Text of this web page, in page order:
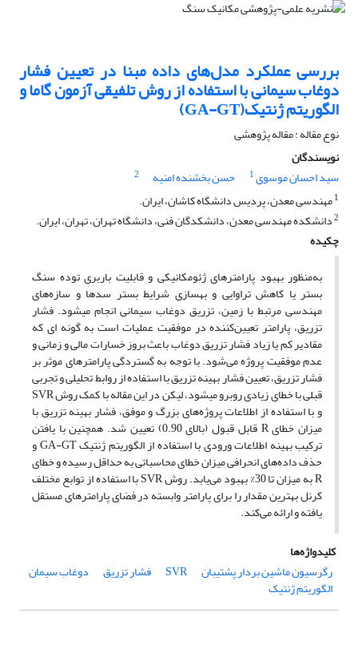
بررسی عملکرد مدل‌های داده مبنا در تعیین فشار
دوغاب سیمانی با استفاده از روش تلفیقی آزمون گاما و
الگوریتم ژنتیک(GA-GT)
نوع مقاله : مقاله پژوهشی
نویسندگان
سید احسان موسوی1 حسن بخشنده امنیه
2
1مهندسی معدن، پردیس دانشگاه کاشان، ایران.
2دانشکده مهندسی معدن، دانشکدگان فنی، دانشگاه تهران، تهران، ایران.
چکیده
به‌منظور بهبود پارامترهای ژئومکانیکی و قابلیت باربری توده سنگ
بستر یا کاهش تراوایی و بهسازی شرایط بستر سدها و سازه‌های
مهندسی مرتبط با زمین، تزریق دوغاب سیمانی انجام میشود. فشار
تزریق، پارامتر تعیین‌کننده در موفقیت عملیات است به گونه ای که
مقادیر کم یا زیاد فشار تزریق دوغاب باعث بروز خسارات مالی و زمانی و
عدم موفقیت پروژه می‌شود. با توجه به گستردگی پارامترهای موثر بر
فشار تزریق، تعیین فشار بهینه تزریق با استفاده از روابط تحلیلی و تجربی
قبلی با خطای زیادی روبرو میشود، لیکن در این مقاله با کمک روش SVR
و با استفاده از اطلاعات پروژه‌های بزرگ و موفق، فشار بهینه تزریق با
میزان خطای R قابل قبول (بالای 0.90) تعیین شد. همچنین با یافتن
ترکیب بهینه اطلاعات ورودی با استفاده از الگوریتم ژنتیک GA-GT و
حذف داده‌های انحرافی میزان خطای محاسباتی به حداقل رسیده و خطای
R به میزان تا 30% بهبود می‌یابد. روش SVR با استفاده از توابع مختلف
کرنل بهترین مقدار را برای پارامتر وابسته در فضای پارامترهای مستقل
یافته و ارائه می‌کند.
کلیدواژه‌ها
رگرسیون ماشین بردار پشتیبان
SVR فشار تزریق دوغاب سیمان
الگوریتم ژنتیک